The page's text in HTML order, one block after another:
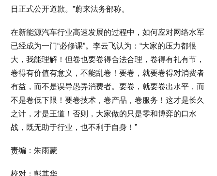
日正式公开道歉。”蔚来法务部称。
在新能源汽车行业高速发展的过程中，如何应对网络水军
已经成为一门“必修课”。李云飞认为：“大家的压力都很
大，我能理解！但卷也要卷得合法合理，卷得有礼有节，
卷得有价值有意义，不能乱卷！要卷，就要卷得对消费者
有益，而不是误导愚弄消费者。要卷，就要卷出水平，而
不是卷低下限！要卷技术，卷产品，卷服务！这才是长久
之计，才是王道！否则，大家做的只是零和博弈的口水
战，既无助于行业，也不利于自身！”
责编：朱雨蒙
校对：彭其华